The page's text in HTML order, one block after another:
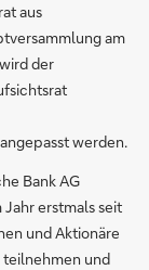
aus
am
der
werden.
Bank AG
Jahr erstmals seit
und Aktionäre
teilnehmen und